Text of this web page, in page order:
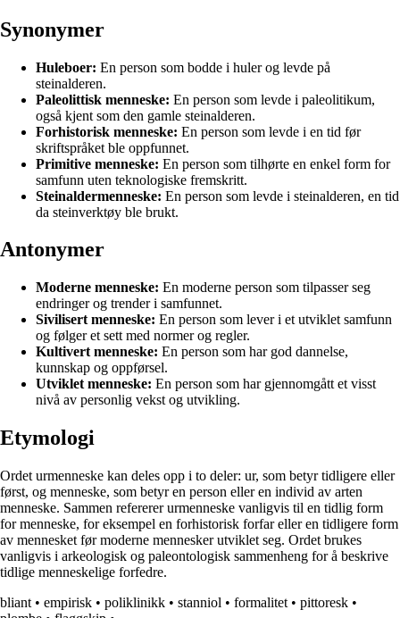
Synonymer
Huleboer: En person som bodde i huler og levde på
steinalderen.
Paleolittisk menneske: En person som levde i paleolitikum,
også kjent som den gamle steinalderen.
Forhistorisk menneske: En person som levde i en tid før
skriftspråket ble oppfunnet.
Primitive menneske: En person som tilhørte en enkel form for
samfunn uten teknologiske fremskritt.
Steinaldermenneske: En person som levde i steinalderen, en tid
da steinverktøy ble brukt.
Antonymer
Moderne menneske: En moderne person som tilpasser seg
endringer og trender i samfunnet.
Sivilisert menneske: En person som lever i et utviklet samfunn
og følger et sett med normer og regler.
Kultivert menneske: En person som har god dannelse,
kunnskap og oppførsel.
Utviklet menneske: En person som har gjennomgått et visst
nivå av personlig vekst og utvikling.
Etymologi
Ordet urmenneske kan deles opp i to deler: ur, som betyr tidligere eller
først, og menneske, som betyr en person eller en individ av arten
menneske. Sammen refererer urmenneske vanligvis til en tidlig form
for menneske, for eksempel en forhistorisk forfar eller en tidligere form
av mennesket før moderne mennesker utviklet seg. Ordet brukes
vanligvis i arkeologisk og paleontologisk sammenheng for å beskrive
tidlige menneskelige forfedre.
bliant • empirisk • poliklinikk • stanniol • formalitet • pittoresk •